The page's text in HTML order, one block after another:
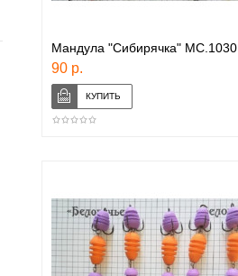
Мандула "Сибирячка" МС.1030
90 р.